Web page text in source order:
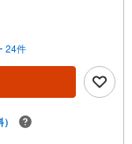
※当日・翌日のご案内
定休日 毎週水曜日◇弊
せも好評！◇不動産情
ジに多数掲載！◇学
区での物件探しに便
是非ご覧ください他の
ションの事もあわせ
24件